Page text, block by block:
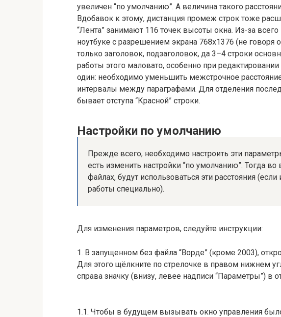
увеличен “по умолчанию”. А величина такого
Вдобавок к этому, дистанция промеж строк тоже
“Лента” занимают 116 точек высоты окна. Из-за
ноутбуке с разрешением экрана 768х1376 (не
только заголовок, подзаголовок, да 3–4 строки
работы этого маловато, особенно при
один: необходимо уменьшить межстрочное
интервалы между параграфами. Для отделения
бывает отступа “Красной” строки.
Настройки по умолчанию
Прежде всего, необходимо настроить эти
есть изменить настройки “по умолчанию”. Тогда
файлах, будут использоваться эти расстояния
работы специально).
Для изменения параметров, следуйте инструкции:
1. В запущенном без файла “Ворде” (кроме 2003),
Для этого щёлкните по стрелочке в правом нижнем
справа значку (внизу, левее надписи “Параметры”) в
1.1. Чтобы в будущем вызывать окно управления